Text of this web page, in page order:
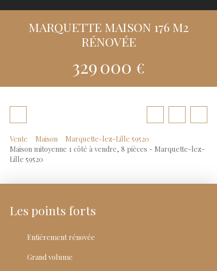
MARQUETTE MAISON 176 M2
RÉNOVÉE
329 000 €
Vente Maison
Marquette-lez-Lille 59520
Maison mitoyenne 1 côté à vendre, 8 pièces - Marquette-lez-
Lille 59520
Les points forts
Entiérement rénovée
Grand volume